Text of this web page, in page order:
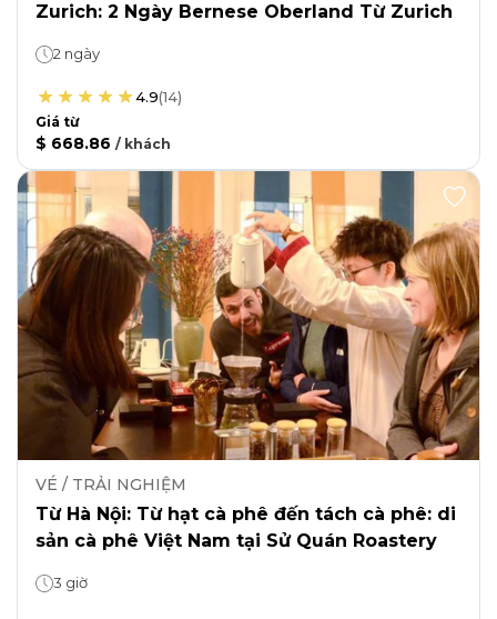
Zurich: 2 Ngày Bernese Oberland Từ Zurich
2 ngày
4.9(14)
Giá từ
$ 668.86 / khách
VÉ / TRẢI NGHIỆM
Từ Hà Nội: Từ hạt cà phê đến tách cà phê: di
sản cà phê Việt Nam tại Sử Quán Roastery
3 giờ